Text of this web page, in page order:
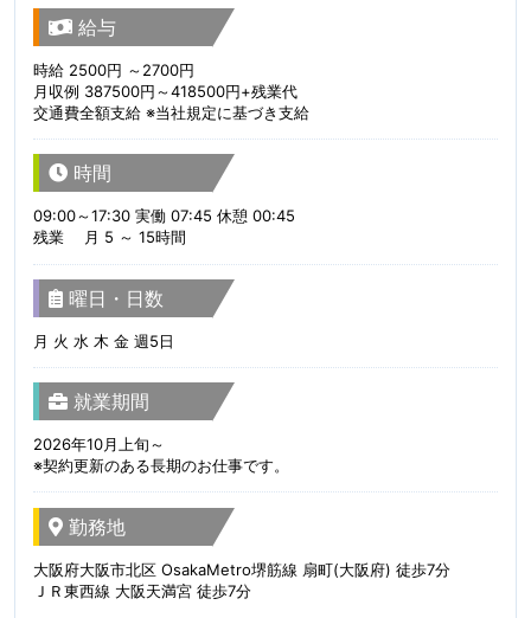
給与
時給 2500円 ～2700円
月収例 387500円～418500円+残業代
交通費全額支給 ※当社規定に基づき支給
時間
09:00～17:30 実働 07:45 休憩 00:45
残業 月 5 ～ 15時間
曜日・日数
月 火 水 木 金 週5日
就業期間
2026年10月上旬～
※契約更新のある長期のお仕事です。
勤務地
大阪府大阪市北区 OsakaMetro堺筋線 扇町(大阪府) 徒歩7分
ＪＲ東西線 大阪天満宮 徒歩7分